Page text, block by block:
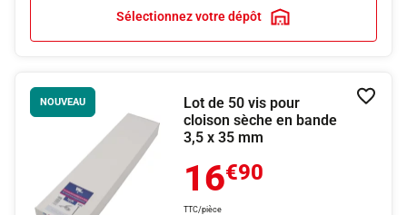
Sélectionnez votre dépôt
NOUVEAU
Lot de 50 vis pour
cloison sèche en bande
3,5 x 35 mm
16€90
TTC/pièce